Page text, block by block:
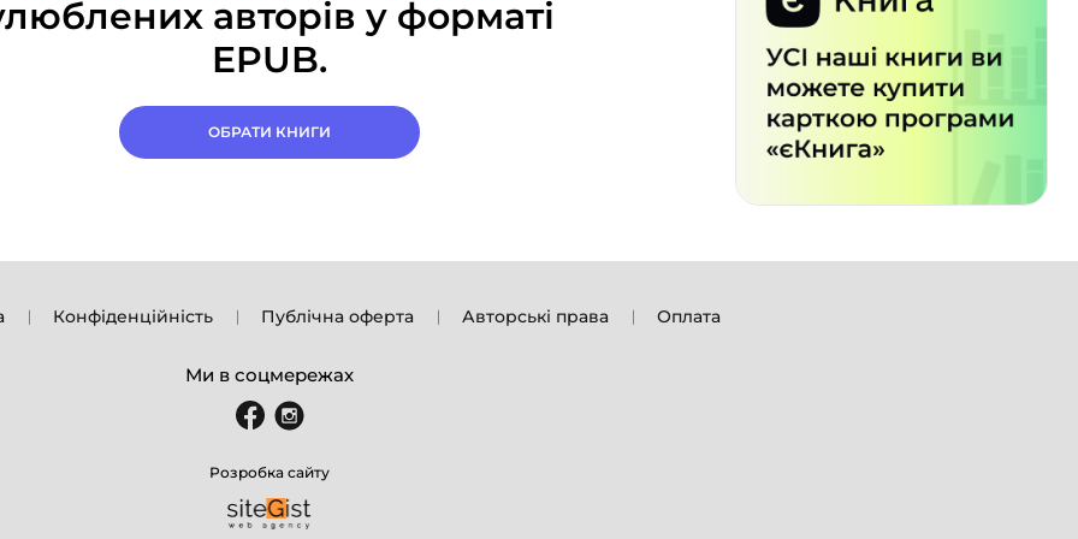
авторів у форматі
EPUB.
ОБРАТИ КНИГИ
Конфіденційність Публічна оферта Авторські права Оплата
Ми в соцмережах
Розробка сайту